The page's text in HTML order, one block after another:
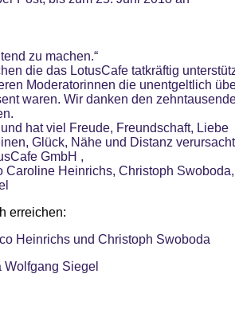
zu machen.“
die das LotusCafe tatkräftig
Moderatorinnen die unentgeltlich
waren. Wir danken den
hat viel Freude, Freundschaft, Liebe
Glück, Nähe und Distanz
GmbH ,
Caroline Heinrichs, Christoph Swoboda,
erreichen:
Heinrichs und Christoph Swoboda
Wolfgang Siegel